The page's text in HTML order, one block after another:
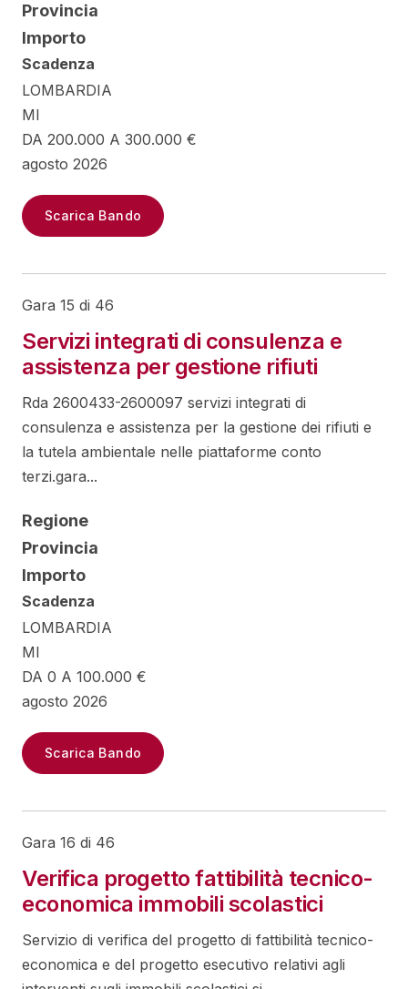
Provincia
Importo
Scadenza
LOMBARDIA
MI
DA 200.000 A 300.000 €
agosto 2026
Scarica Bando
Gara 15 di 46
Servizi integrati di consulenza e
assistenza per gestione rifiuti
Rda 2600433-2600097 servizi integrati di
consulenza e assistenza per la gestione dei rifiuti e
la tutela ambientale nelle piattaforme conto
terzi.gara...
Regione
Provincia
Importo
Scadenza
LOMBARDIA
MI
DA 0 A 100.000 €
agosto 2026
Scarica Bando
Gara 16 di 46
Verifica progetto fattibilità tecnico-
economica immobili scolastici
Servizio di verifica del progetto di fattibilità tecnico-
economica e del progetto esecutivo relativi agli